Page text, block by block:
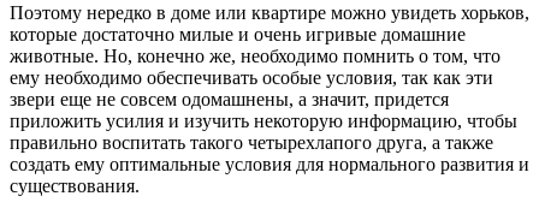
Поэтому нередко в доме или квартире можно увидеть хорьков,
которые достаточно милые и очень игривые домашние
животные. Но, конечно же, необходимо помнить о том, что
ему необходимо обеспечивать особые условия, так как эти
звери еще не совсем одомашнены, а значит, придется
приложить усилия и изучить некоторую информацию, чтобы
правильно воспитать такого четырехлапого друга, а также
создать ему оптимальные условия для нормального развития и
существования.